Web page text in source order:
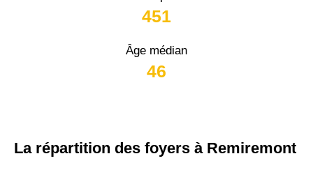
451
Âge médian
46
La répartition des foyers à Remiremont